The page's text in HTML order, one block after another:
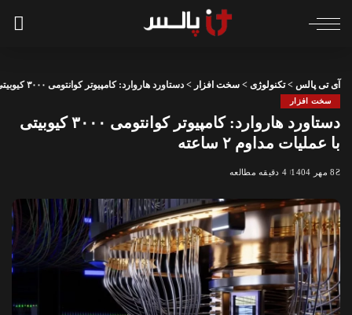
آی تی پالس >تکنولوژی > سخت افزار >دستاورد هاروارد: کامپیوتر کوانتومی ۳۰۰۰ کیوبیتی با عملیات مداوم ۲ ساعته
سخت افزار
دستاورد هاروارد: کامپیوتر کوانتومی ۳۰۰۰ کیوبیتی
با عملیات مداوم ۲ ساعته
8 مهر 1404 4 دقیقه مطالعه